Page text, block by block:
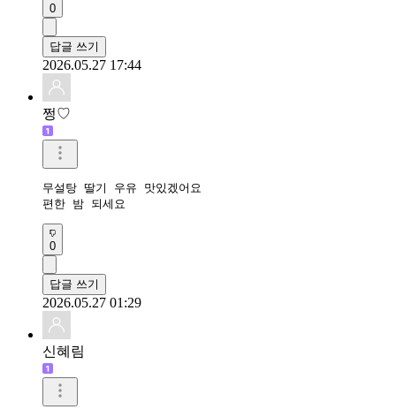
0
답글 쓰기
2026.05.27 17:44
쩡♡
무설탕 딸기 우유 맛있겠어요
편한 밤 되세요
0
답글 쓰기
2026.05.27 01:29
신혜림